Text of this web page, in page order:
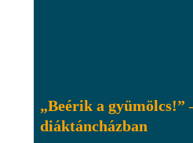
„Beérik a gyümölcs!”
diáktáncházban